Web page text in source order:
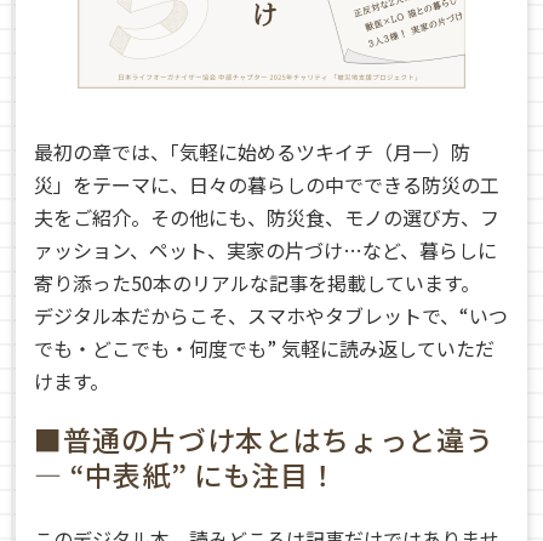
最初の章では、｢気軽に始めるツキイチ（月一）防
災」をテーマに、日々の暮らしの中でできる防災の工
夫をご紹介。その他にも、防災食、モノの選び方、フ
ァッション、ペット、実家の片づけ…など、暮らしに
寄り添った50本のリアルな記事を掲載しています。
デジタル本だからこそ、スマホやタブレットで、“いつ
でも・どこでも・何度でも” 気軽に読み返していただ
けます。
■普通の片づけ本とはちょっと違う
― “中表紙” にも注目！